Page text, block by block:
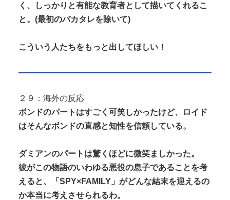
く、しっかりと有能な教育者として描いてくれるこ
と。(最初のバカタレを除いて)
こういう人たちをもっと出してほしい！
２９：海外の反応
ボンドのパートはすごく可笑しかったけど、ロイド
はそんなボンドの直感と知性を信頼している。
ダミアンのパートは驚くほどに微笑ましかった。
彼がこの物語のいわゆる悪役の息子であることを考
えると、「SPY×FAMILY」がどんな結末を迎えるの
か本当に考えさせられるわ。